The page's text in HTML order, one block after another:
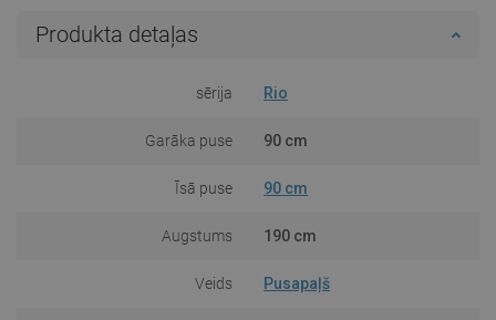
Produkta detaļas
sērija Rio
Garāka puse 90 cm
Īsā puse 90 cm
Augstums 190 cm
Veids Pusapaļš